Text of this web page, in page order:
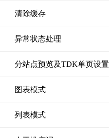
清除缓存
异常状态处理
分站点预览及TDK单页设置
图表模式
列表模式